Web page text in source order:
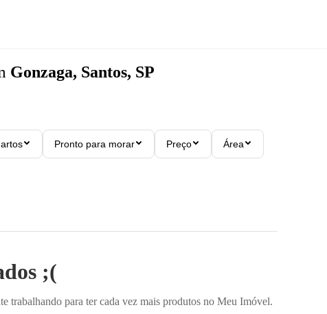
Gonzaga, Santos, SP
Pronto para morar Preço Área
;(
trabalhando para ter cada vez mais produtos no Meu Imóvel.